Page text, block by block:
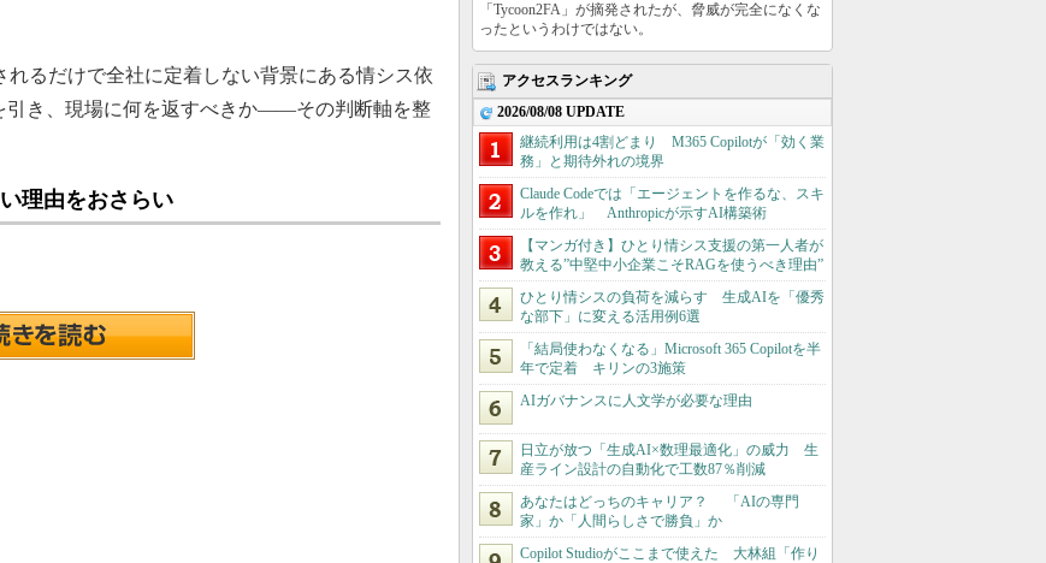
るだけで全社に定着しない背景にある情シス依
引き、現場に何を返すべきか――その判断軸を整
理由をおさらい
「Tycoon2FA」が摘発されたが、脅威が完全になくな
ったというわけではない。
アクセスランキング
2026/08/08 UPDATE
継続利用は4割どまり M365 Copilotが「効く業
務」と期待外れの境界
Claude Codeでは「エージェントを作るな、スキ
ルを作れ」 Anthropicが示すAI構築術
【マンガ付き】ひとり情シス支援の第一人者が
教える”中堅中小企業こそRAGを使うべき理由”
ひとり情シスの負荷を減らす 生成AIを「優秀
な部下」に変える活用例6選
「結局使わなくなる」Microsoft 365 Copilotを半
年で定着 キリンの3施策
AIガバナンスに人文学が必要な理由
日立が放つ「生成AI×数理最適化」の威力 生
産ライン設計の自動化で工数87％削減
あなたはどっちのキャリア？ 「AIの専門
家」か「人間らしさで勝負」か
Copilot Studioがここまで使えた 大林組「作り